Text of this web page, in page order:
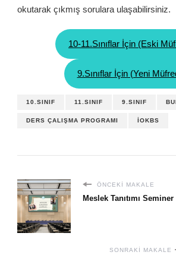
okutarak çıkmış sorulara ulaşabilirsiniz.
10-11.Sınıflar İçin (Eski
9.Sınıflar İçin (Yeni
10.SINIF 11.SINIF 9.SINIF
DERS ÇALIŞMA PROGRAMI İOKBS
ÖNCEKI MAKALE
Meslek Tanıtımı
SONRAKI MAKALE